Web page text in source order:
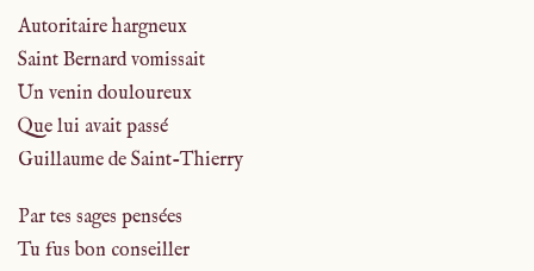
Autoritaire hargneux
Saint Bernard vomissait
Un venin douloureux
Que lui avait passé
Guillaume de Saint-Thierry
Par tes sages pensées
Tu fus bon conseiller